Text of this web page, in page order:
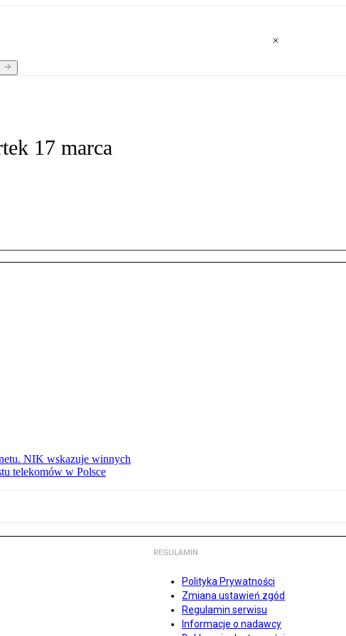
17 marca
NIK wskazuje winnych
telekomów w Polsce
REGULAMIN
Polityka Prywatności
Zmiana ustawień zgód
Regulamin serwisu
Informacje o nadawcy